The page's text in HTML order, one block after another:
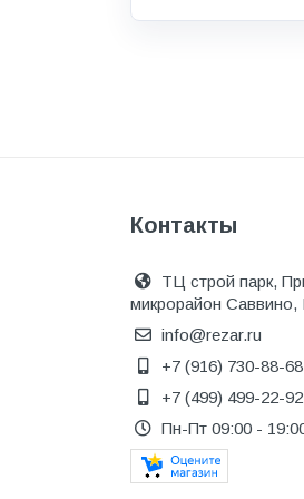
ДПК
Дренажные системы
Запорная арматура
регулирующая
Изоляция
Инженерная
Инженерная
инструменты
Контакты
ТЦ строй парк,
микрорайон
info@rezar.ru
+7 (916) 730-88-68
+7 (499) 499-22-92
Пн-Пт 09:00 -